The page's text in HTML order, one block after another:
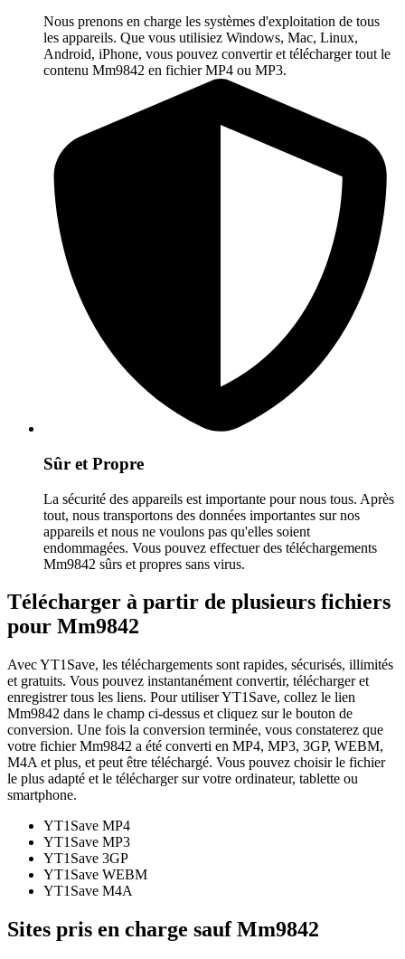
Nous prenons en charge les systèmes d'exploitation de tous
les appareils. Que vous utilisiez Windows, Mac, Linux,
Android, iPhone, vous pouvez convertir et télécharger tout le
contenu Mm9842 en fichier MP4 ou MP3.
Sûr et Propre
La sécurité des appareils est importante pour nous tous. Après
tout, nous transportons des données importantes sur nos
appareils et nous ne voulons pas qu'elles soient
endommagées. Vous pouvez effectuer des téléchargements
Mm9842 sûrs et propres sans virus.
Télécharger à partir de plusieurs fichiers
pour Mm9842
Avec YT1Save, les téléchargements sont rapides, sécurisés, illimités
et gratuits. Vous pouvez instantanément convertir, télécharger et
enregistrer tous les liens. Pour utiliser YT1Save, collez le lien
Mm9842 dans le champ ci-dessus et cliquez sur le bouton de
conversion. Une fois la conversion terminée, vous constaterez que
votre fichier Mm9842 a été converti en MP4, MP3, 3GP, WEBM,
M4A et plus, et peut être téléchargé. Vous pouvez choisir le fichier
le plus adapté et le télécharger sur votre ordinateur, tablette ou
smartphone.
YT1Save MP4
YT1Save MP3
YT1Save 3GP
YT1Save WEBM
YT1Save M4A
Sites pris en charge sauf Mm9842